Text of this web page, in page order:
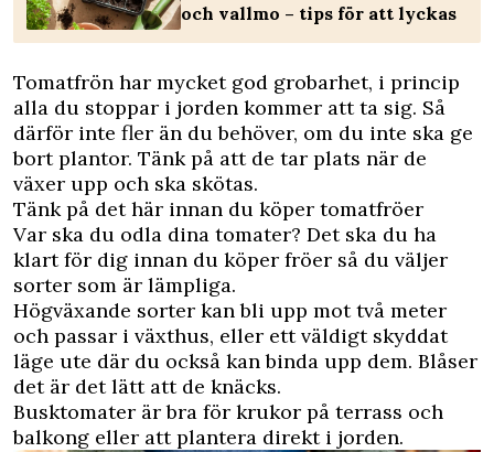
och vallmo – tips för att lyckas
Tomatfrön har mycket god grobarhet, i princip
alla du stoppar i jorden kommer att ta sig. Så
därför inte fler än du behöver, om du inte ska ge
bort plantor. Tänk på att de tar plats när de
växer upp och ska skötas.
Tänk på det här innan du köper tomatfröer
Var ska du odla dina tomater? Det ska du ha
klart för dig innan du köper fröer så du väljer
sorter som är lämpliga.
Högväxande sorter kan bli upp mot två meter
och passar i växthus, eller ett väldigt skyddat
läge ute där du också kan binda upp dem. Blåser
det är det lätt att de knäcks.
Busktomater är bra för krukor på terrass och
balkong eller att plantera direkt i jorden.